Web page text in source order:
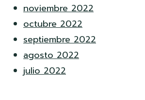
noviembre 2022
octubre 2022
septiembre 2022
agosto 2022
julio 2022